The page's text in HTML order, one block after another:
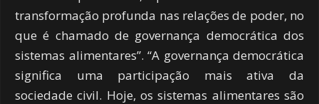
transformação profunda nas relações de poder, no
que é chamado de governança democrática dos
sistemas alimentares”. “A governança democrática
significa uma participação mais ativa da
sociedade civil. Hoje, os sistemas alimentares são